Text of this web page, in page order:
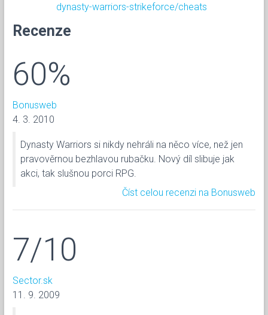
dynasty-warriors-strikeforce/cheats
Recenze
60%
Bonusweb
4. 3. 2010
Dynasty Warriors si nikdy nehráli na něco více, než jen
pravověrnou bezhlavou rubačku. Nový díl slibuje jak
akci, tak slušnou porci RPG.
Číst celou recenzi na Bonusweb
7/10
Sector.sk
11. 9. 2009